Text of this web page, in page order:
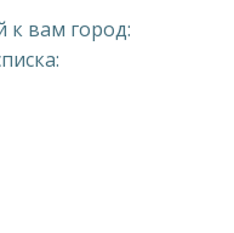
вам город: